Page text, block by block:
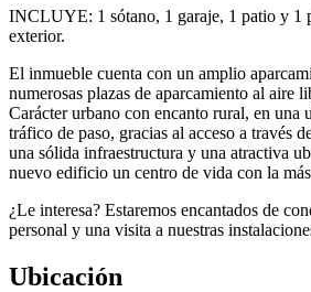
INCLUYE: 1 sótano, 1 garaje, 1 patio y 1
exterior.
El inmueble cuenta con un amplio
numerosas plazas de aparcamiento al aire
Carácter urbano con encanto rural, en una
tráfico de paso, gracias al acceso a través
una sólida infraestructura y una atractiva
nuevo edificio un centro de vida con la
¿Le interesa? Estaremos encantados de
personal y una visita a nuestras
Ubicación